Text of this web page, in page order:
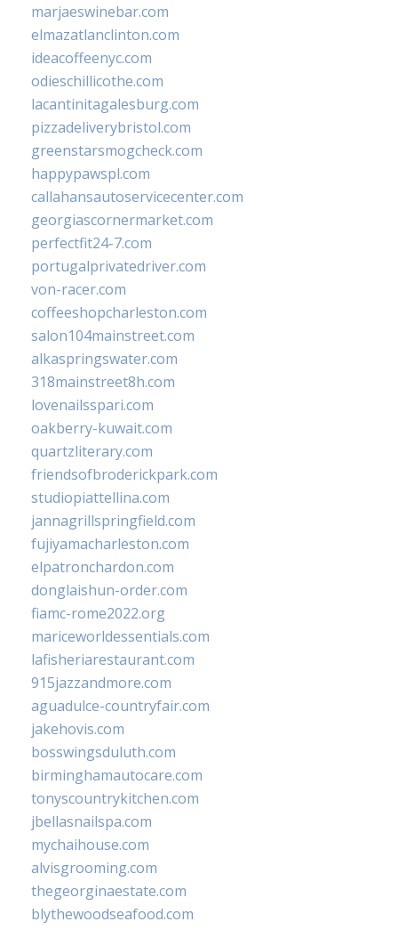
marjaeswinebar.com
elmazatlanclinton.com
ideacoffeenyc.com
odieschillicothe.com
lacantinitagalesburg.com
pizzadeliverybristol.com
greenstarsmogcheck.com
happypawspl.com
callahansautoservicecenter.com
georgiascornermarket.com
perfectfit24-7.com
portugalprivatedriver.com
von-racer.com
coffeeshopcharleston.com
salon104mainstreet.com
alkaspringswater.com
318mainstreet8h.com
lovenailsspari.com
oakberry-kuwait.com
quartzliterary.com
friendsofbroderickpark.com
studiopiattellina.com
jannagrillspringfield.com
fujiyamacharleston.com
elpatronchardon.com
donglaishun-order.com
fiamc-rome2022.org
mariceworldessentials.com
lafisheriarestaurant.com
915jazzandmore.com
aguadulce-countryfair.com
jakehovis.com
bosswingsduluth.com
birminghamautocare.com
tonyscountrykitchen.com
jbellasnailspa.com
mychaihouse.com
alvisgrooming.com
thegeorginaestate.com
blythewoodseafood.com